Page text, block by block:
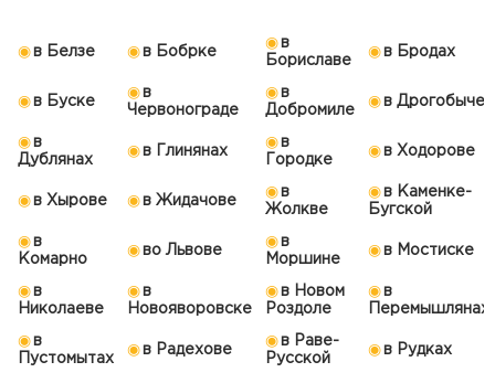
в Белзе в Бобрке
в
Бориславе
в Бродах
в Буске
в
Червонограде
в
Добромиле
в Дрогобыче
в
Дублянах
в Глинянах
в
Городке
в Ходорове
в Хырове в Жидачове
в
Жолкве
в Каменке-
Бугской
в
Комарно
во Львове
в
Моршине
в Мостиске
в
Николаеве
в
Новояворовске
в Новом
Роздоле
в
Перемышлянах
в
Пустомытах
в Радехове
в Раве-
Русской
в Рудках